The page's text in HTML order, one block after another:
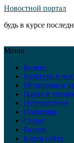
Новостной портал
будь в курсе
Меню
Бизнес
Культура и
Медицина и
Наука и
Путешествия
Политика
Спорт
Разное
Карта сайта